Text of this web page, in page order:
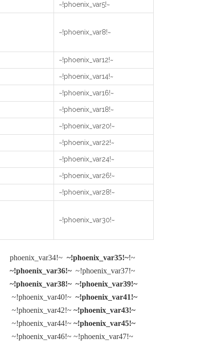
~!phoenix_var5!~
~!phoenix_var8!~
~!phoenix_var12!~
~!phoenix_var14!~
~!phoenix_var16!~
~!phoenix_var18!~
~!phoenix_var20!~
~!phoenix_var22!~
~!phoenix_var24!~
~!phoenix_var26!~
~!phoenix_var28!~
~!phoenix_var30!~
~!phoenix_var34!~
~!phoenix_var35!~
~!phoenix_var36!~~!phoenix_var37!~
~!phoenix_var38!~ ~!phoenix_var39!~
~!phoenix_var40!~ ~!phoenix_var41!~
~!phoenix_var42!~ ~!phoenix_var43!~
~!phoenix_var44!~ ~!phoenix_var45!~
~!phoenix_var46!~ ~!phoenix_var47!~